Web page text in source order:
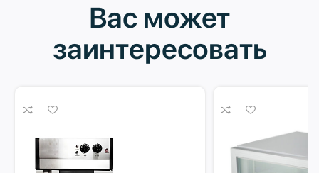
Вас может
заинтересовать